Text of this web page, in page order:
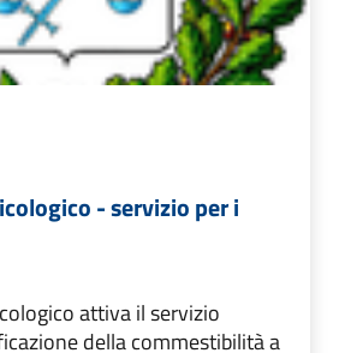
- servizio per i
attiva il servizio
della commestibilità a